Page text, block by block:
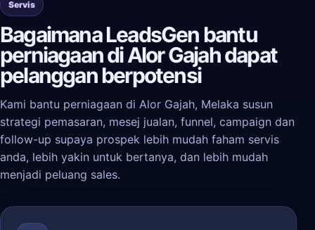
Servis
Bagaimana LeadsGen bantu
perniagaan di Alor Gajah dapat
pelanggan berpotensi
Kami bantu perniagaan di Alor Gajah, Melaka susun
strategi pemasaran, mesej jualan, funnel, campaign dan
follow-up supaya prospek lebih mudah faham servis
anda, lebih yakin untuk bertanya, dan lebih mudah
menjadi peluang sales.